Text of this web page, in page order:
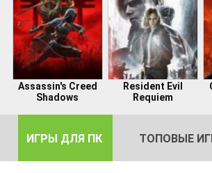
Assassin's Creed
Shadows
Resident Evil
Requiem
ИГРЫ ДЛЯ ПК ТОПОВЫЕ